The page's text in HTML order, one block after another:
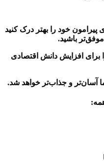
پیرامون خود را بهتر درک کنید
باشید.
برای افزایش دانش اقتصادی
آسان‌تر و جذاب‌تر خواهد شد.